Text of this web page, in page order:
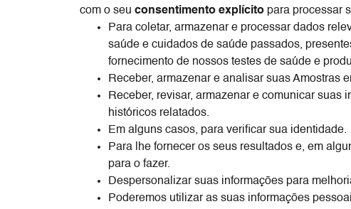
com o seu consentimento explícito para processar
Para coletar, armazenar e processar dados
saúde e cuidados de saúde passados,
fornecimento de nossos testes de saúde e
Receber, armazenar e analisar suas Amostras
Receber, revisar, armazenar e comunicar
históricos relatados.
Em alguns casos, para verificar sua identidade.
Para lhe fornecer os seus resultados e, em
para o fazer.
Despersonalizar suas informações para
Poderemos utilizar as suas informações